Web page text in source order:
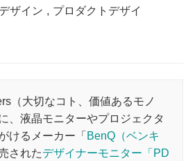
ザイン , プロダクトデザイ
（大切なコト、価値あるモノ
、液晶モニターやプロジェクタ
けるメーカー「 BenQ（ベンキ
されたデザイナーモニター「PD